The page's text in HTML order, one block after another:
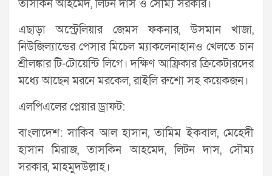
তাসকিন আহমেদ, লিটন দাস ও সৌম্য সরকার।
এছাড়া অস্ট্রেলিয়ার জেমস ফকনার, উসমান খাজা,
নিউজিল্যান্ডের পেসার মিচেল ম্যাকলেনাহানও খেলতে চান
শ্রীলঙ্কার টি-টোয়েন্টি লিগে। দক্ষিণ আফ্রিকার ক্রিকেটারদের
মধ্যে আছেন মরনে মরকেল, রাইলি রুশো সহ কয়েকজন।
এলপিএলের প্লেয়ার ড্রাফট:
বাংলাদেশ: সাকিব আল হাসান, তামিম ইকবাল, মেহেদী
হাসান মিরাজ, তাসকিন আহমেদ, লিটন দাস, সৌম্য
সরকার, মাহমুদউল্লাহ।